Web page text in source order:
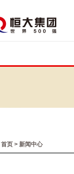
首页 > 新闻中心